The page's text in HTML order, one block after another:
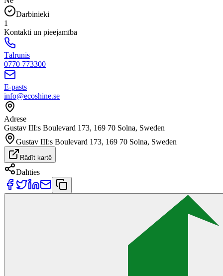
Darbinieki
1
Kontakti un pieejamība
Tālrunis
0770 773300
E-pasts
info@ecoshine.se
Adrese
Gustav III:s Boulevard 173, 169 70 Solna, Sweden
Gustav III:s Boulevard 173, 169 70 Solna, Sweden
Rādīt kartē
Dalīties